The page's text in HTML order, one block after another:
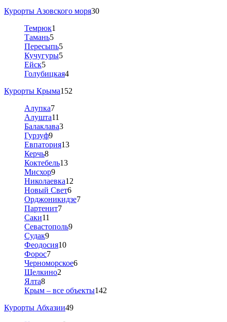
Курорты Азовского моря30
Темрюк1
Тамань5
Пересыпь5
Кучугуры5
Ейск5
Голубицкая4
Курорты Крыма152
Алупка7
Алушта11
Балаклава3
Гурзуф9
Евпатория13
Керчь8
Коктебель13
Мисхор9
Николаевка12
Новый Свет6
Орджоникидзе7
Партенит7
Саки11
Севастополь9
Судак9
Феодосия10
Форос7
Черноморское6
Щелкино2
Ялта8
Крым – все объекты142
Курорты Абхазии49